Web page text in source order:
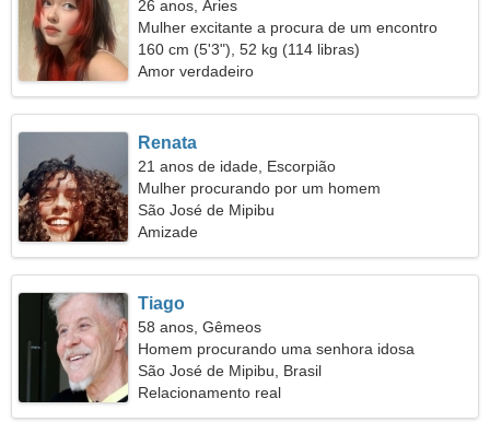
26 anos, Áries
Mulher excitante a procura de um encontro
160 cm (5'3"), 52 kg (114 libras)
Amor verdadeiro
Renata
21 anos de idade, Escorpião
Mulher procurando por um homem
São José de Mipibu
Amizade
Tiago
58 anos, Gêmeos
Homem procurando uma senhora idosa
São José de Mipibu, Brasil
Relacionamento real